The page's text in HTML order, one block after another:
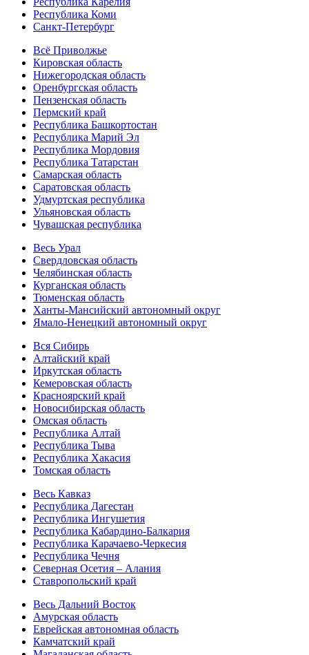
Республика Коми
Санкт-Петербург
Всё Приволжье
Кировская область
Нижегородская область
Оренбургская область
Пензенская область
Пермский край
Республика Башкортостан
Республика Марий Эл
Республика Мордовия
Республика Татарстан
Самарская область
Саратовская область
Удмуртская республика
Ульяновская область
Чувашская республика
Весь Урал
Свердловская область
Челябинская область
Курганская область
Тюменская область
Ханты-Мансийский автономный округ
Ямало-Ненецкий автономный округ
Вся Сибирь
Алтайский край
Иркутская область
Кемеровская область
Красноярский край
Новосибирская область
Омская область
Республика Алтай
Республика Тыва
Республика Хакасия
Томская область
Весь Кавказ
Республика Дагестан
Республика Ингушетия
Республика Кабардино-Балкария
Республика Карачаево-Черкесия
Республика Чечня
Северная Осетия – Алания
Ставропольский край
Весь Дальний Восток
Амурская область
Еврейская автономная область
Камчатский край